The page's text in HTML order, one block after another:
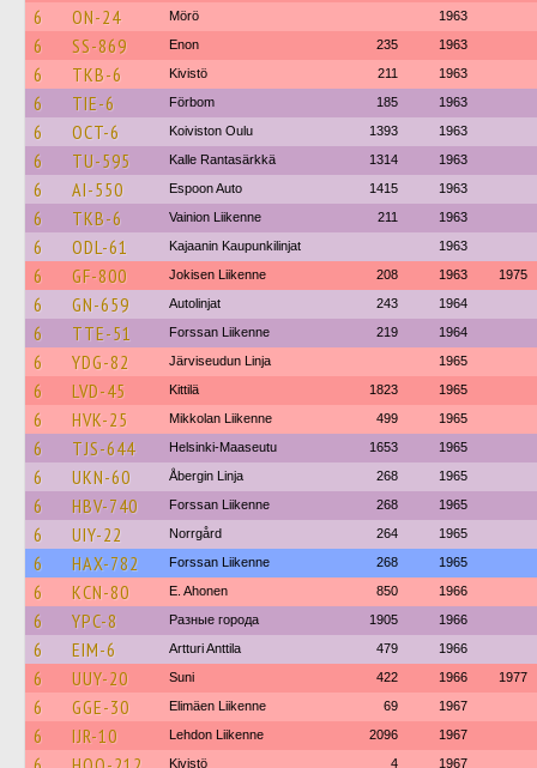
6 ON-24 Mörö 1963
6 SS-869 Enon 235 1963
6 TKB-6 Kivistö 211 1963
6 TIE-6 Förbom 185 1963
6 OCT-6 Koiviston Oulu 1393 1963
6 TU-595 Kalle Rantasärkkä 1314 1963
6 AI-550 Espoon Auto 1415 1963
6 TKB-6 Vainion Liikenne 211 1963
6 ODL-61 Kajaanin Kaupunkilinjat 1963
6 GF-800 Jokisen Liikenne 208 1963 1975
6 GN-659 Autolinjat 243 1964
6 TTE-51 Forssan Liikenne 219 1964
6 YDG-82 Järviseudun Linja 1965
6 LVD-45 Kittilä 1823 1965
6 HVK-25 Mikkolan Liikenne 499 1965
6 TJS-644 Helsinki-Maaseutu 1653 1965
6 UKN-60 Åbergin Linja 268 1965
6 HBV-740 Forssan Liikenne 268 1965
6 UIY-22 Norrgård 264 1965
6 HAX-782 Forssan Liikenne 268 1965
6 KCN-80 E. Ahonen 850 1966
6 YPC-8 Разные города 1905 1966
6 EIM-6 Artturi Anttila 479 1966
6 UUY-20 Suni 422 1966 1977
6 GGE-30 Elimäen Liikenne 69 1967
6 IJR-10 Lehdon Liikenne 2096 1967
Kivistö 4 1967